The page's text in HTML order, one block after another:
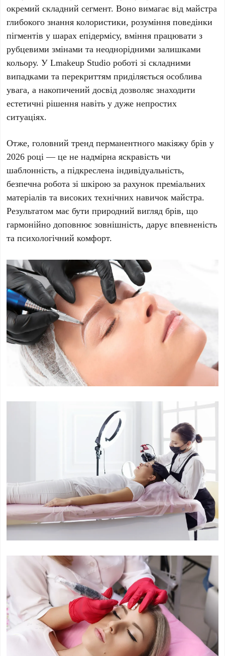
окремий складний сегмент. Воно вимагає від майстра
глибокого знання колористики, розуміння поведінки
пігментів у шарах епідермісу, вміння працювати з
рубцевими змінами та неоднорідними залишками
кольору. УLmakeup Studio роботі зі складними
випадками та перекриттям приділяється особлива
увага, а накопичений досвід дозволяє знаходити
естетичні рішення навіть у дуже непростих
ситуаціях.
Отже, головний тренд перманентного макіяжу брів у
2026 році— це не надмірна яскравість чи
шаблонність, а підкреслена індивідуальність,
безпечна робота зі шкірою за рахунок преміальних
матеріалів та високих технічних навичок майстра.
Результатом має бути природний вигляд брів, що
гармонійно доповнює зовнішність, дарує впевненість
та психологічний комфорт.